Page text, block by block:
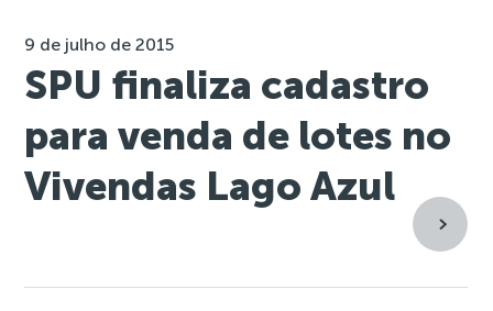
9 de julho de 2015
SPU finaliza cadastro
para venda de lotes no
Vivendas Lago Azul